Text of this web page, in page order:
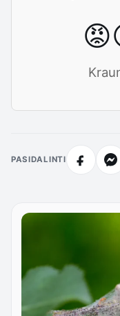
😡
PASIDALINTI